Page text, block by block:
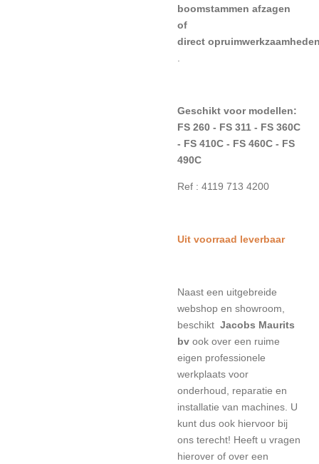
boomstammen afzagen
of
direct
Geschikt voor modellen:
FS 260 - FS 311 - FS 360C
- FS 410C - FS 460C - FS
490C
Ref : 4119 713 4200
Uit voorraad leverbaar
Naast een uitgebreide
webshop en showroom,
beschikt Jacobs Maurits
bv ook over een ruime
eigen professionele
werkplaats voor
onderhoud, reparatie en
installatie van machines. U
kunt dus ook hiervoor bij
ons terecht! Heeft u vragen
hierover of over een